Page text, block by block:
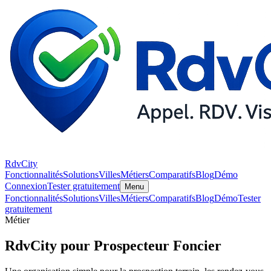
RdvCity
FonctionnalitésSolutionsVillesMétiersComparatifsBlogDémo
ConnexionTester gratuitement Menu
FonctionnalitésSolutionsVillesMétiersComparatifsBlogDémoTester
gratuitement
Métier
RdvCity pour Prospecteur Foncier